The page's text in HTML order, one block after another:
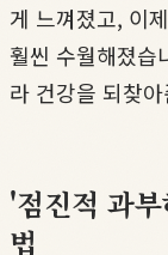
게 느껴졌고, 이
훨씬 수월해졌습
라 건강을 되찾
'점진적 과
법